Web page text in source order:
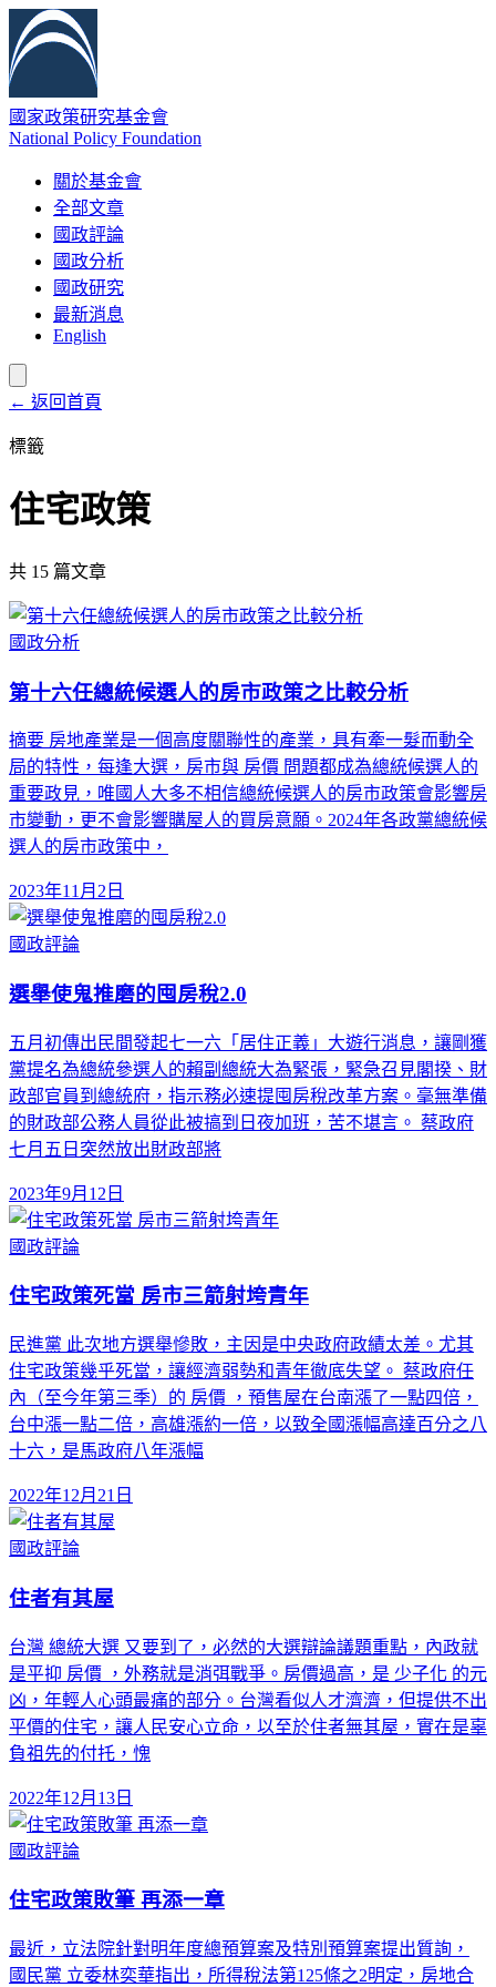
國家政策研究基金會
National Policy Foundation
關於基金會
全部文章
國政評論
國政分析
國政研究
最新消息
English
← 返回首頁
標籤
住宅政策
共 15 篇文章
國政分析
第十六任總統候選人的房市政策之比較分析
摘要 房地產業是一個高度關聯性的產業，具有牽一髮而動全
局的特性，每逢大選，房市與 房價 問題都成為總統候選人的
重要政見，唯國人大多不相信總統候選人的房市政策會影響房
市變動，更不會影響購屋人的買房意願。2024年各政黨總統候
選人的房市政策中，
2023年11月2日
國政評論
選舉使鬼推磨的囤房稅2.0
五月初傳出民間發起七一六「居住正義」大遊行消息，讓剛獲
黨提名為總統參選人的賴副總統大為緊張，緊急召見閣揆、財
政部官員到總統府，指示務必速提囤房稅改革方案。毫無準備
的財政部公務人員從此被搞到日夜加班，苦不堪言。 蔡政府
七月五日突然放出財政部將
2023年9月12日
國政評論
住宅政策死當 房市三箭射垮青年
民進黨 此次地方選舉慘敗，主因是中央政府政績太差。尤其
住宅政策幾乎死當，讓經濟弱勢和青年徹底失望。 蔡政府任
內（至今年第三季）的 房價 ，預售屋在台南漲了一點四倍，
台中漲一點二倍，高雄漲約一倍，以致全國漲幅高達百分之八
十六，是馬政府八年漲幅
2022年12月21日
國政評論
住者有其屋
台灣 總統大選 又要到了，必然的大選辯論議題重點，內政就
是平抑 房價 ，外務就是消弭戰爭。房價過高，是 少子化 的元
凶，年輕人心頭最痛的部分。台灣看似人才濟濟，但提供不出
平價的住宅，讓人民安心立命，以至於住者無其屋，實在是辜
負祖先的付托，愧
2022年12月13日
國政評論
住宅政策敗筆 再添一章
最近，立法院針對明年度總預算案及特別預算案提出質詢，
國民黨 立委林奕華指出，所得稅法第125條之2明定，房地合